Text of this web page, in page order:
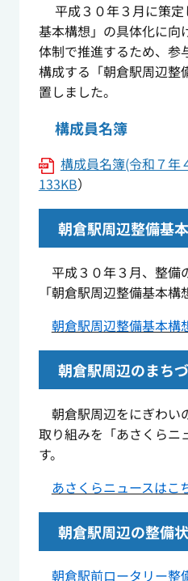
平成３０年３月に策定
基本構想」の具体化に向
体制で推進するため、参
構成する「朝倉駅周辺整
置しました。
構成員名簿
構成員名簿(令和７年
133KB）
朝倉駅周辺整備基
平成３０年３月、整備
「朝倉駅周辺整備基本構
朝倉駅周辺整備基本構
朝倉駅周辺のまち
朝倉駅周辺をにぎわい
取り組みを「あさくらニ
す。
あさくらニュースはこ
朝倉駅周辺の整備
朝倉駅前ロータリー整